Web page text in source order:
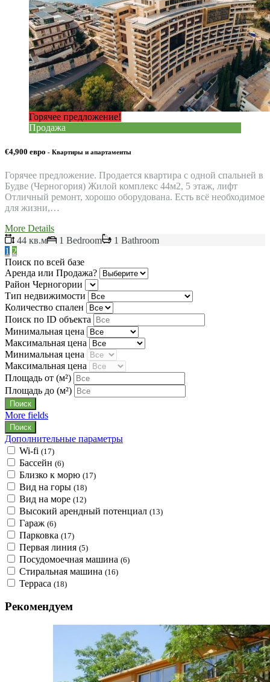
Горячее предложение!
Продажа
€4,900 евро - Квартиры и апартаменты
Горячее предложение. Продается квартира с одной спальней в
Будве (Черногория) Жилой комплекс 44м2, 5 этаж, лифт
Отличный ремонт, хорошо оборудована. Есть всё необходимое
для жизни,…
More Details
44 кв.м
1 Bedroom
1 Bathroom
1 2
Поиск по всей базе
Аренда или Продажа?
Район Черногории
Тип недвижимости
Количество спален
Поиск по ID объекта
Минимальная цена
Максимальная цена
Минимальная цена
Максимальная цена
Площадь от (м²)
Площадь до (м²)
More fields
Дополнительные параметры
Wi-fi (17)
Бассейн (6)
Близко к морю (17)
Вид на горы (18)
Вид на море (12)
Высокий арендный потенциал (13)
Гараж (6)
Парковка (17)
Первая линия (5)
Посудомоечная машина (6)
Стиральная машина (16)
Терраса (18)
Рекомендуем